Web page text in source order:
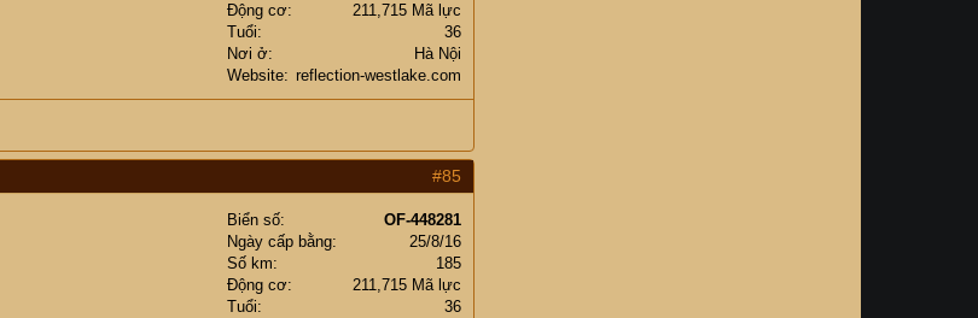
Động cơ
211,715 Mã lực
Tuổi
36
Nơi ở
Hà Nội
Website
reflection-westlake.com
#85
Biển số
OF-448281
Ngày cấp bằng
25/8/16
Số km
185
Động cơ
211,715 Mã lực
Tuổi
36